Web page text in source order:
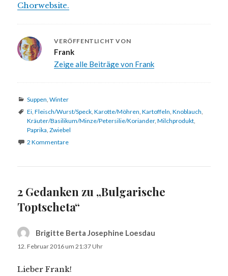
Chorwebsite.
VERÖFFENTLICHT VON
Frank
Zeige alle Beiträge von Frank
Kategorien
Suppen,Winter
Schlagwörter
Ei,Fleisch/Wurst/Speck,Karotte/Möhren,Kartoffeln,Knoblauch,
Kräuter/Basilikum/Minze/Petersilie/Koriander,Milchprodukt,
Paprika,Zwiebel
2 Kommentare
2 Gedanken zu „Bulgarische
Toptscheta“
Brigitte Berta Josephine Loesdau
12. Februar 2016 um 21:37 Uhr
Lieber Frank!